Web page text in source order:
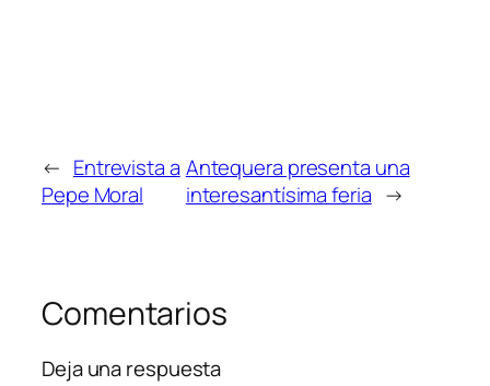
← Entrevista a
Pepe Moral
Antequera presenta una
interesantísima feria →
Comentarios
Deja una respuesta